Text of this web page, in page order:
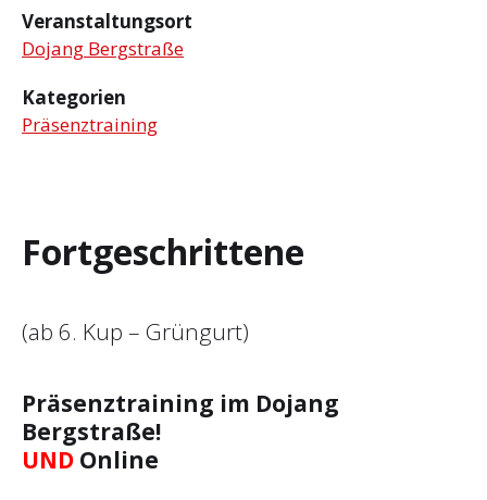
Veranstaltungsort
Dojang Bergstraße
Kategorien
Präsenztraining
Fortgeschrittene
(ab 6. Kup – Grüngurt)
Präsenztraining im Dojang
Bergstraße!
UND Online